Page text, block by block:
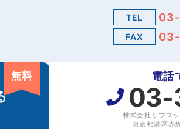
TEL
FAX
無料 電話
03-
株式会社リブマ
東京都港区赤